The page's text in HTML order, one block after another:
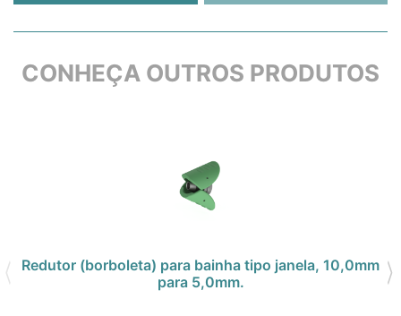
CONHEÇA OUTROS PRODUTOS
Redutor (borboleta) para bainha tipo janela, 10,0mm
para 5,0mm.